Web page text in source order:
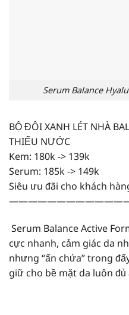
Serum Balance
BỘ ĐÔI XANH LÉT NHÀ
THIẾU NƯỚC
Kem: 180k -> 139k
Serum: 185k -> 149k
Siêu ưu đãi cho khách
Serum Balance Active
cực nhanh, cảm giác da
nhưng “ẩn chứa” trong
giữ cho bề mặt da luôn đủ